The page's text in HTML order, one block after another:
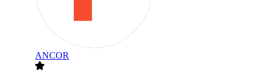
ANCOR